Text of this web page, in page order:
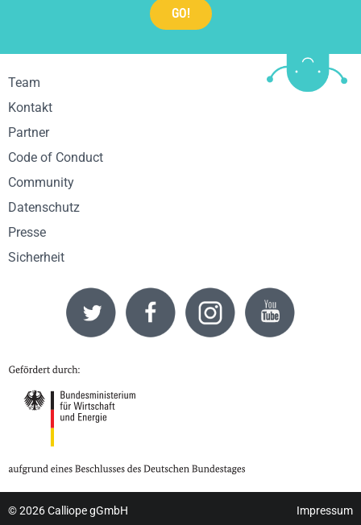
Team
Kontakt
Partner
Code of Conduct
Community
Datenschutz
Presse
Sicherheit
© 2026Calliope gGmbH Impressum